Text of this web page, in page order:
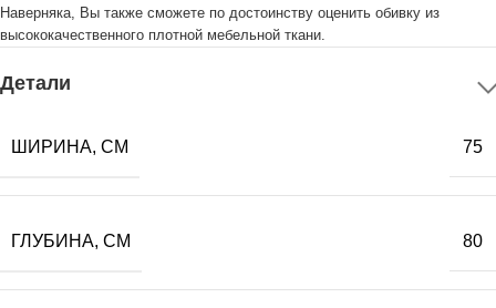
Наверняка, Вы также сможете по достоинству оценить обивку из
высококачественного плотной мебельной ткани.
Детали
ШИРИНА, СМ 75
ГЛУБИНА, СМ 80